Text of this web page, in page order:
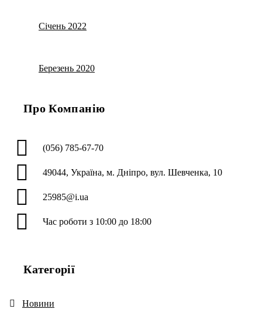
Січень 2022
Березень 2020
Про Компанію
(056) 785-67-70
49044, Україна, м. Дніпро, вул. Шевченка, 10
25985@i.ua
Час роботи з 10:00 до 18:00
Категорії
Новини